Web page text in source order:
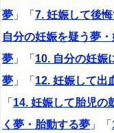
夢 」「 7. 妊娠して後
自分の妊娠を疑う夢
夢 」「 10. 自分の妊娠
夢 」「 12. 妊娠して出
「 14. 妊娠して胎児の
く夢・胎動する夢 」「